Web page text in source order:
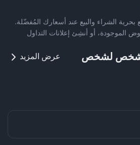
بحرية الشراء والبيع عند أسعارك المُفضّلة.
الموجودة، أو أنشِئ إعلانات التداول
شخص لشخص عرض المزيد